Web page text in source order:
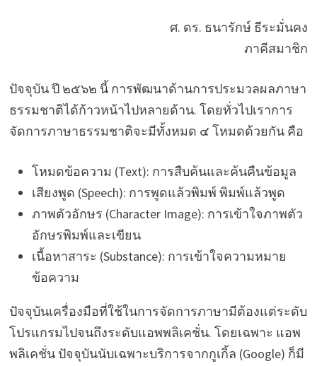
ศ. ดร. ธนารักษ์ ธีระมั่นคง
ภาคีสมาชิก
ปัจจุบัน ปี ๒๕๖๒ นี้ การพัฒนาด้านการประมวลผลภาษา
ธรรมชาติได้ก้าวหน้าไปหลายด้าน. โดยทั่วไปเราการ
จัดการภาษาธรรมชาติจะมีทั้งหมด ๔ โหมดด้วยกัน คือ
โหมดข้อความ (Text): การสืบค้นและค้นคืนข้อมูล
เสียงพูด (Speech): การพูดแล้วพิมพ์ พิมพ์แล้วพูด
ภาพตัวอักษร (Character Image): การเข้าใจภาพตัว
อักษรพิมพ์และเขียน
เนื้อหาสาระ (Substance): การเข้าใจความหมาย
ข้อความ
ปัจจุบันเครื่องมือที่ใช้ในการจัดการภาษามีต้องแต่ระดับ
โปรแกรมไปจนถึงระดับแอพพลิเคชั่น. โดยเฉพาะ แอพ
พลิเคชั่น ปัจจุบันนับเฉพาะบริการจากกูเกิ้ล (Google) ก็มี